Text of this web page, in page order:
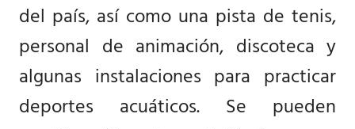
del país, así como una pista de tenis,
personal de animación, discoteca y
algunas instalaciones para practicar
deportes acuáticos. Se pueden